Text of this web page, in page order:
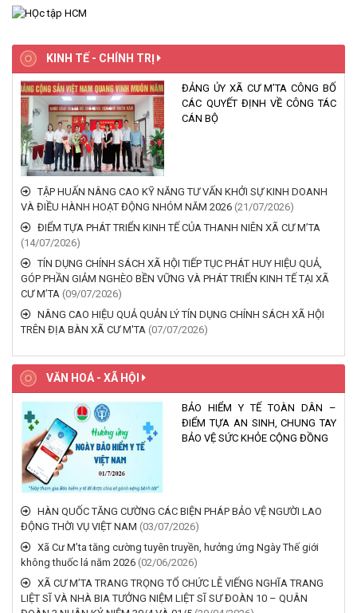
Niêm yết công khai các văn
bản mới của cấp trên tại
Trung tâm Phục vụ hành
chính công xã Cư M'ta
nội bộ giải quyết thủ tục
hành chính lĩnh vực Thông
tin, báo chí nước ngoài
KINH TẾ - CHÍNH TRỊ
ĐẢNG ỦY XÃ CƯ M’TA CÔNG BỐ
CÁC QUYẾT ĐỊNH VỀ CÔNG TÁC
CÁN BỘ
TẬP HUẤN NÂNG CAO KỸ NĂNG TƯ VẤN KHỞI SỰ KINH DOANH
VÀ ĐIỀU HÀNH HOẠT ĐỘNG NHÓM NĂM 2026 (21/07/2026)
ĐIỂM TỰA PHÁT TRIỂN KINH TẾ CỦA THANH NIÊN XÃ CƯ M’TA
(14/07/2026)
TÍN DỤNG CHÍNH SÁCH XÃ HỘI TIẾP TỤC PHÁT HUY HIỆU QUẢ,
GÓP PHẦN GIẢM NGHÈO BỀN VỮNG VÀ PHÁT TRIỂN KINH TẾ TẠI XÃ
CƯ M’TA (09/07/2026)
NÂNG CAO HIỆU QUẢ QUẢN LÝ TÍN DỤNG CHÍNH SÁCH XÃ HỘI
TRÊN ĐỊA BÀN XÃ CƯ M'TA (07/07/2026)
VĂN HOÁ - XÃ HỘI
BẢO HIỂM Y TẾ TOÀN DÂN –
ĐIỂM TỰA AN SINH, CHUNG TAY
BẢO VỆ SỨC KHỎE CỘNG ĐỒNG
HÀN QUỐC TĂNG CƯỜNG CÁC BIỆN PHÁP BẢO VỆ NGƯỜI LAO
ĐỘNG THỜI VỤ VIỆT NAM (03/07/2026)
Xã Cư M’ta tăng cường tuyên truyền, hưởng ứng Ngày Thế giới
không thuốc lá năm 2026 (02/06/2026)
XÃ CƯ M’TA TRANG TRỌNG TỔ CHỨC LỄ VIẾNG NGHĨA TRANG
LIỆT SĨ VÀ NHÀ BIA TƯỞNG NIỆM LIỆT SĨ SƯ ĐOÀN 10 – QUÂN